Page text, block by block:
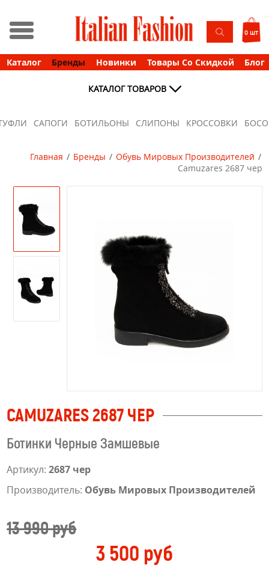
Каталог Бренды Новинки Товары Со Скидкой Блог
0 шт
КАТАЛОГ ТОВАРОВ
САПОГИ БОТИЛЬОНЫ СЛИПОНЫ КРОССОВКИ
Главная Бренды
Обувь Мировых Производителей
Camuzares 2687 чер
CAMUZARES 2687 ЧЕР
Ботинки Черные Замшевые
Артикул: 2687 чер
Производитель: Обувь Мировых Производителей
13 990 руб
3 500 руб